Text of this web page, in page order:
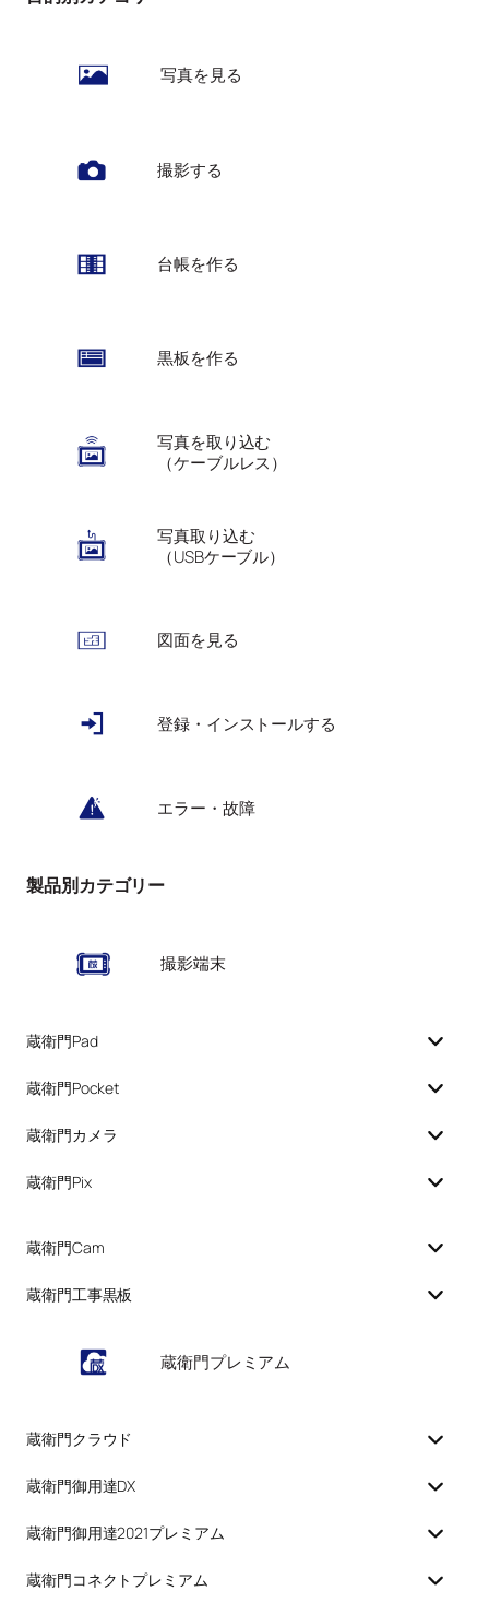
写真を見る
撮影する
台帳を作る
黒板を作る
写真を取り込む
（ケーブルレス）
写真取り込む
（USBケーブル）
図面を見る
登録・インストールする
エラー・故障
製品別カテゴリー
撮影端末
蔵衛門Pad
蔵衛門Pocket
蔵衛門カメラ
蔵衛門Pix
蔵衛門Cam
蔵衛門工事黒板
蔵衛門プレミアム
蔵衛門クラウド
蔵衛門御用達DX
蔵衛門御用達2021プレミアム
蔵衛門コネクトプレミアム